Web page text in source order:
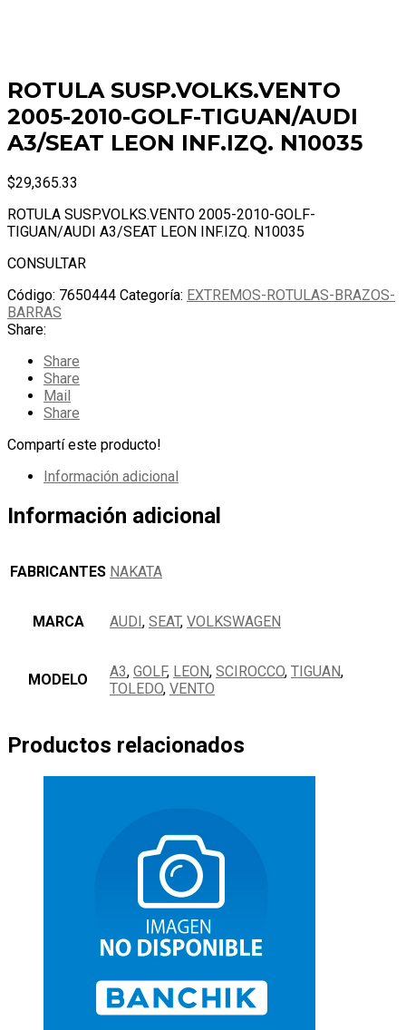
ROTULA SUSP.VOLKS.VENTO
2005-2010-GOLF-TIGUAN/AUDI
A3/SEAT LEON INF.IZQ. N10035
$29,365.33
ROTULA SUSP.VOLKS.VENTO 2005-2010-GOLF-
TIGUAN/AUDI A3/SEAT LEON INF.IZQ. N10035
CONSULTAR
Código: 7650444 Categoría: EXTREMOS-ROTULAS-BRAZOS-
BARRAS
Share:
Share
Share
Mail
Share
Compartí este producto!
Información adicional
Información adicional
FABRICANTES NAKATA
MARCA AUDI , SEAT, VOLKSWAGEN
MODELO A3, GOLF, LEON, SCIROCCO, TIGUAN,
TOLEDO, VENTO
Productos relacionados